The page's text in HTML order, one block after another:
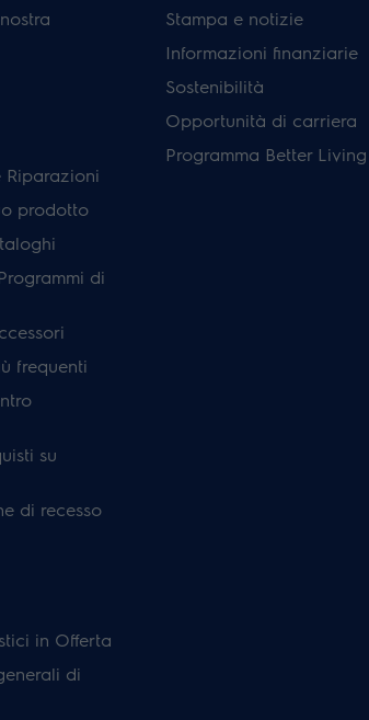
Riparazioni
prodotto
di
frequenti
su
di recesso
Stampa e notizie
Informazioni finanziarie
Sostenibilità
Opportunità di carriera
Programma Better Living
in Offerta
di